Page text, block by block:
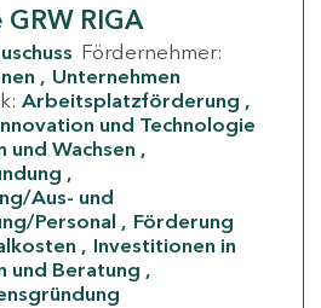
RIGA
Fördernehmer:
Unternehmen
Arbeitsplatzförderung
und Technologie
und Wachsen
Aus- und
Personal
Förderung
Investitionen in
und Beratung